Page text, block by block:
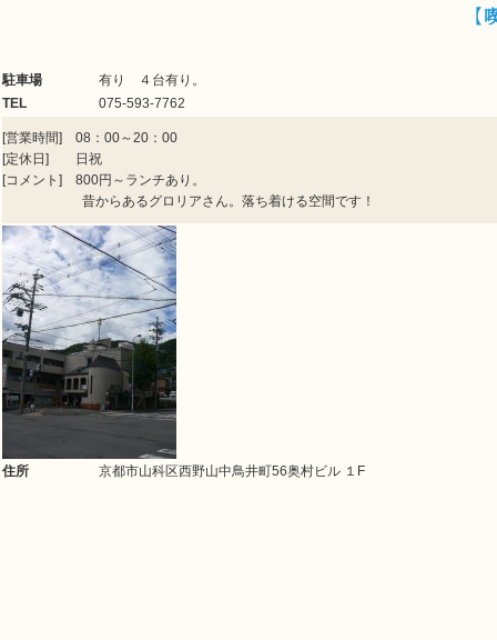
【
駐車場
有り ４台有り。
TEL
075-593-7762
[営業時間] 08：00～20：00
[定休日] 日祝
[コメント] 800円～ランチあり。
昔からあるグロリアさん。落ち着ける空間です！
住所 京都市山科区西野山中鳥井町56奥村ビル １F